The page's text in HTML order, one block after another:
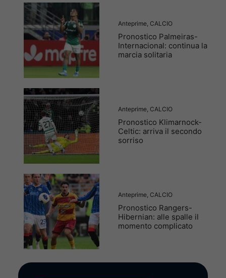
Anteprime CALCIO
Pronostico Palmeiras-
Internacional: continua la
marcia solitaria
Anteprime CALCIO
Pronostico Klimarnock-
Celtic: arriva il secondo
sorriso
Anteprime CALCIO
Pronostico Rangers-
Hibernian: alle spalle il
momento complicato